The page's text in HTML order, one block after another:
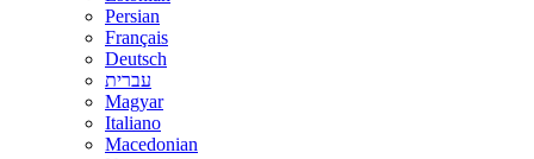
Persian
Français
Deutsch
עברית
Magyar
Italiano
Macedonian